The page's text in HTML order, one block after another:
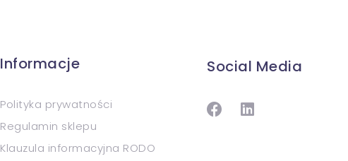
Informacje
Polityka prywatności
Regulamin sklepu
Klauzula informacyjna RODO
Social Media